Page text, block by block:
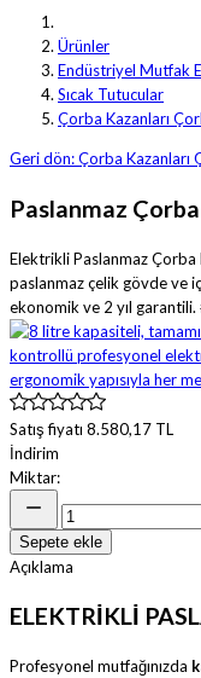
Ürünler
Endüstriyel Mutfak
Sıcak Tutucular
Çorba Kazanları
Geri dön: Çorba Kazanları
Paslanmaz Çorba
Elektrikli Paslanmaz
paslanmaz çelik gövde ve
ekonomik ve 2 yıl
Satış fiyatı 8.580,17 TL
İndirim
Miktar:
Sepete ekle
Açıklama
ELEKTRİKLİ
Profesyonel mutfağınızda